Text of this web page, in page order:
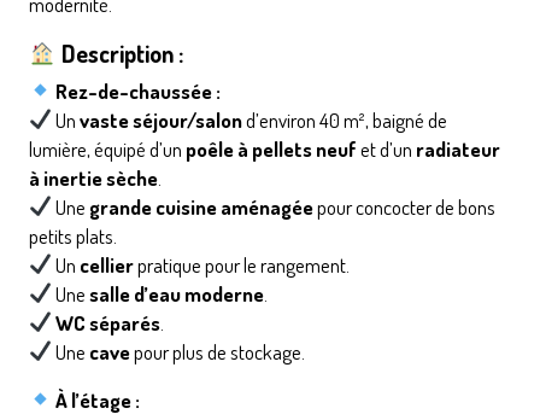
Description :
Rez-de-chaussée :
Unvaste séjour/salond’environ 40 m², baigné de
lumière, équipé d’un poêle à pellets neufet d’un radiateur
à inertie sèche
Une grande cuisine aménagéepour concocter de bons
petits plats.
Un cellierpratique pour le rangement.
Unesalle d’eau moderne
WC séparés
Une cavepour plus de stockage.
À l’étage :